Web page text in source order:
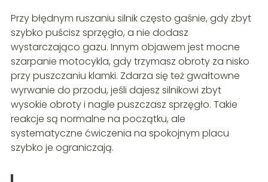
Przy błędnym ruszaniu silnik często gaśnie, gdy zbyt
szybko puścisz sprzęgło, a nie dodasz
wystarczająco gazu. Innym objawem jest mocne
szarpanie motocykla, gdy trzymasz obroty za nisko
przy puszczaniu klamki. Zdarza się też gwałtowne
wyrwanie do przodu, jeśli dajesz silnikowi zbyt
wysokie obroty i nagle puszczasz sprzęgło. Takie
reakcje są normalne na początku, ale
systematyczne ćwiczenia na spokojnym placu
szybko je ograniczają.